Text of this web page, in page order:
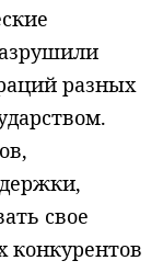
разных
свое
конкурентов